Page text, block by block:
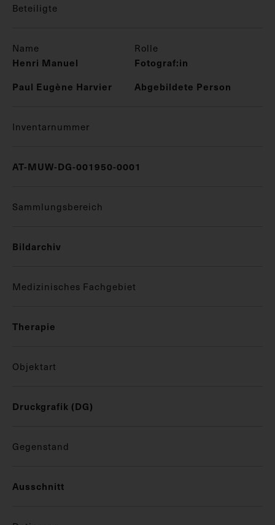
Beteiligte
Name Rolle
Henri Manuel
Fotograf:in
Paul Eugène Harvier
Abgebildete Person
Inventarnummer
AT-MUW-DG-001950-0001
Sammlungsbereich
Bildarchiv
Medizinisches Fachgebiet
Therapie
Objektart
Druckgrafik (DG)
Gegenstand
Ausschnitt